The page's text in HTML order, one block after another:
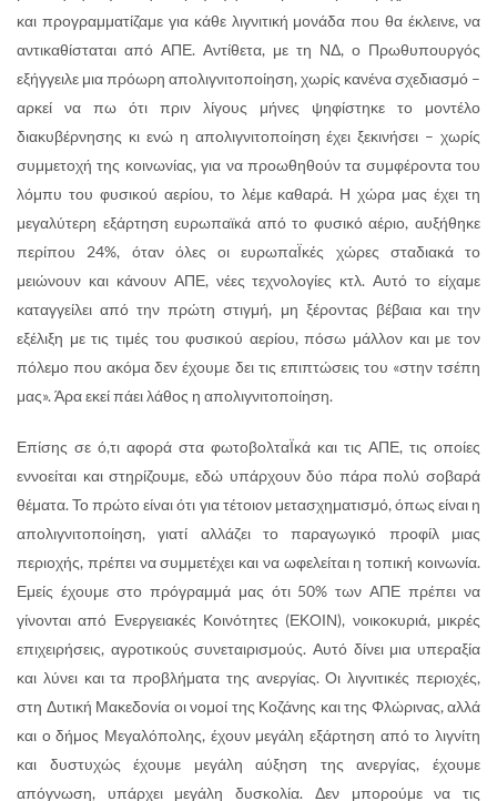
και προγραμματίζαμε για κάθε λιγνιτική μονάδα που θα έκλεινε, να
αντικαθίσταται από ΑΠΕ. Αντίθετα, με τη ΝΔ, ο Πρωθυπουργός
εξήγγειλε μια πρόωρη απολιγνιτοποίηση, χωρίς κανένα σχεδιασμό –
αρκεί να πω ότι πριν λίγους μήνες ψηφίστηκε το μοντέλο
διακυβέρνησης κι ενώ η απολιγνιτοποίηση έχει ξεκινήσει – χωρίς
συμμετοχή της κοινωνίας, για να προωθηθούν τα συμφέροντα του
λόμπυ του φυσικού αερίου, το λέμε καθαρά. Η χώρα μας έχει τη
μεγαλύτερη εξάρτηση ευρωπαϊκά από το φυσικό αέριο, αυξήθηκε
περίπου 24%, όταν όλες οι ευρωπαΪκές χώρες σταδιακά το
μειώνουν και κάνουν ΑΠΕ, νέες τεχνολογίες κτλ. Αυτό το είχαμε
καταγγείλει από την πρώτη στιγμή, μη ξέροντας βέβαια και την
εξέλιξη με τις τιμές του φυσικού αερίου, πόσω μάλλον και με τον
πόλεμο που ακόμα δεν έχουμε δει τις επιπτώσεις του «στην τσέπη
μας». Άρα εκεί πάει λάθος η απολιγνιτοποίηση.
Επίσης σε ό,τι αφορά στα φωτοβολταΪκά και τις ΑΠΕ, τις οποίες
εννοείται και στηρίζουμε, εδώ υπάρχουν δύο πάρα πολύ σοβαρά
θέματα. Το πρώτο είναι ότι για τέτοιον μετασχηματισμό, όπως είναι η
απολιγνιτοποίηση, γιατί αλλάζει το παραγωγικό προφίλ μιας
περιοχής, πρέπει να συμμετέχει και να ωφελείται η τοπική κοινωνία.
Εμείς έχουμε στο πρόγραμμά μας ότι 50% των ΑΠΕ πρέπει να
γίνονται από Ενεργειακές Κοινότητες (ΕΚΟΙΝ), νοικοκυριά, μικρές
επιχειρήσεις, αγροτικούς συνεταιρισμούς. Αυτό δίνει μια υπεραξία
και λύνει και τα προβλήματα της ανεργίας. Οι λιγνιτικές περιοχές,
στη Δυτική Μακεδονία οι νομοί της Κοζάνης και της Φλώρινας, αλλά
και ο δήμος Μεγαλόπολης, έχουν μεγάλη εξάρτηση από το λιγνίτη
και δυστυχώς έχουμε μεγάλη αύξηση της ανεργίας, έχουμε
απόγνωση, υπάρχει μεγάλη δυσκολία. Δεν μπορούμε να τις